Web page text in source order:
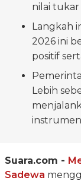
nilai tukar
Langkah
2026 ini
positif
Lebih
instrumen
Suara.com -
Sadewa